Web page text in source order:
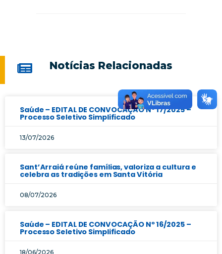
Notícias Relacionadas
Saúde – EDITAL DE CONVOCAÇÃO Nº 17/2025 –
Processo Seletivo Simplificado
13/07/2026
Sant’Arraiá reúne famílias, valoriza a cultura e
celebra as tradições em Santa Vitória
08/07/2026
Saúde – EDITAL DE CONVOCAÇÃO Nº 16/2025 –
Processo Seletivo Simplificado
18/06/2026